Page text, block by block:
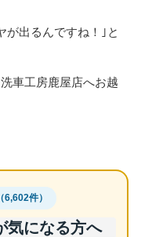
が出るんですね！｣と
車工房鹿屋店へお越
件）
気になる方へ